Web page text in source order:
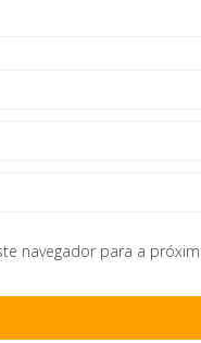
navegador para a